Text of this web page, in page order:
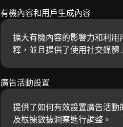
有機內容和用戶生成內容
擴大有機內容的影響力和利
釋，並且提供了使用社交媒體
廣告活動設置
提供了如何有效設置廣告活
及根據數據洞察進行調整。